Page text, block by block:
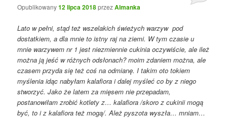
Opublikowany12 lipca 2018przezAlmanka
Lato w pełni, stąd też wszelakich świeżych warzyw pod
dostatkiem, a dla mnie to istny raj na ziemi. W tym czasie u
mnie warzywem nr 1 jest niezmiennie cukinia oczywiście, ale ileż
można ją jeść w różnych odsłonach? moim zdaniem można, ale
czasem przyda się też coś na odmianę. I takim oto tokiem
myślenia idąc nabyłam kalafiora i dalej myśleć co by z niego
stworzyć. Jako że latem za mięsem nie przepadam,
postanowiłam zrobić kotlety z… kalafiora /skoro z cukinii mogą
być, to i z kalafiora też mogą/. Ależ pyszota wyszła… mniam…